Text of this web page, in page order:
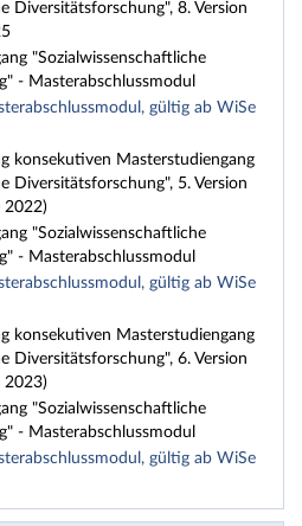
Diversitätsforschung", 8. Version
"Sozialwissenschaftliche
- Masterabschlussmodul
gültig ab WiSe
konsekutiven Masterstudiengang
Diversitätsforschung", 5. Version
2022)
"Sozialwissenschaftliche
- Masterabschlussmodul
gültig ab WiSe
konsekutiven Masterstudiengang
Diversitätsforschung", 6. Version
2023)
"Sozialwissenschaftliche
- Masterabschlussmodul
gültig ab WiSe